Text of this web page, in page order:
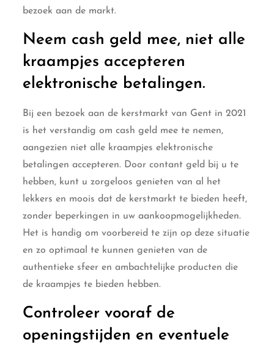
bezoek aan de markt.
Neem cash geld mee, niet alle
kraampjes accepteren
elektronische betalingen.
Bij een bezoek aan de kerstmarkt van Gent in 2021
is het verstandig om cash geld mee te nemen,
aangezien niet alle kraampjes elektronische
betalingen accepteren. Door contant geld bij u te
hebben, kunt u zorgeloos genieten van al het
lekkers en moois dat de kerstmarkt te bieden heeft,
zonder beperkingen in uw aankoopmogelijkheden.
Het is handig om voorbereid te zijn op deze situatie
en zo optimaal te kunnen genieten van de
authentieke sfeer en ambachtelijke producten die
de kraampjes te bieden hebben.
Controleer vooraf de
openingstijden en eventuele